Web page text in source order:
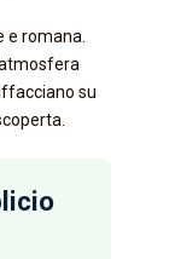
e romana.
su